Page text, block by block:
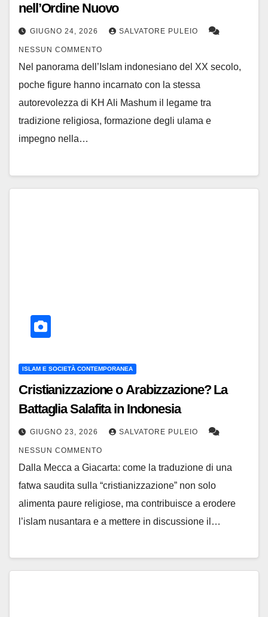
nell’Ordine Nuovo
GIUGNO 24, 2026 SALVATORE PULEIO
NESSUN COMMENTO
Nel panorama dell’Islam indonesiano del XX secolo,
poche figure hanno incarnato con la stessa
autorevolezza di KH Ali Mashum il legame tra
tradizione religiosa, formazione degli ulama e
impegno nella…
ISLAM E SOCIETÀ CONTEMPORANEA
Cristianizzazione o Arabizzazione? La
Battaglia Salafita in Indonesia
GIUGNO 23, 2026 SALVATORE PULEIO
NESSUN COMMENTO
Dalla Mecca a Giacarta: come la traduzione di una
fatwa saudita sulla “cristianizzazione” non solo
alimenta paure religiose, ma contribuisce a erodere
l’islam nusantara e a mettere in discussione il…